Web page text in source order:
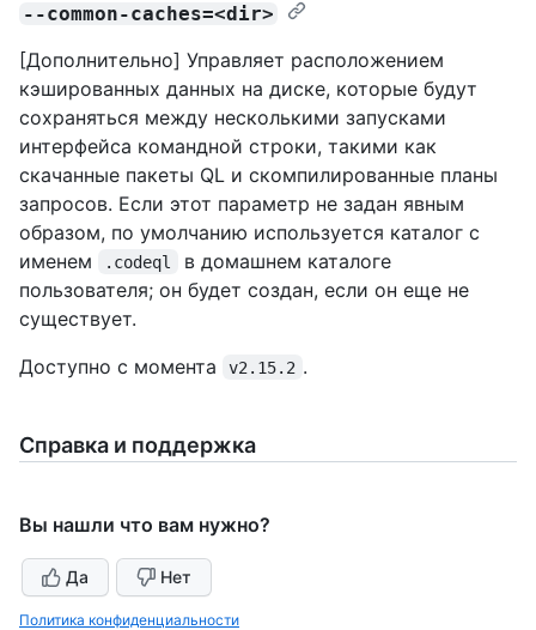
--common-caches=<dir>
[Дополнительно] Управляет расположением
кэшированных данных на диске, которые будут
сохраняться между несколькими запусками
интерфейса командной строки, такими как
скачанные пакеты QL и скомпилированные планы
запросов. Если этот параметр не задан явным
образом, по умолчанию используется каталог с
именем
.codeql
в домашнем каталоге
пользователя; он будет создан, если он еще не
существует.
Доступно с момента
v2.15.2 .
Справка и поддержка
Вы нашли что вам нужно?
Да Нет
Политика конфиденциальности